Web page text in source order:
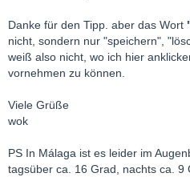
typisches November-Wetter),
Nemorino
Danke für den Tipp. aber das Wort
nicht, sondern nur "speichern",
weiß also nicht, wo ich hier
vornehmen zu können.
Viele Grüße
wok
PS In Málaga ist es leider im
tagsüber ca. 16 Grad, nachts ca. 9